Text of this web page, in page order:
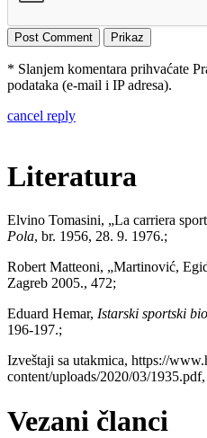
* Slanjem komentara prihvaćate
podataka (e-mail i IP adresa).
cancel reply
Literatura
Elvino Tomasini, „La carriera
Pola, br. 1956, 28. 9. 1976.;
Robert Matteoni, „Martinović,
Zagreb 2005., 472;
Eduard Hemar, Istarski sportski
196-197.;
Izveštaji sa utakmica, https://
content/uploads/2020/03/
Vezani članci